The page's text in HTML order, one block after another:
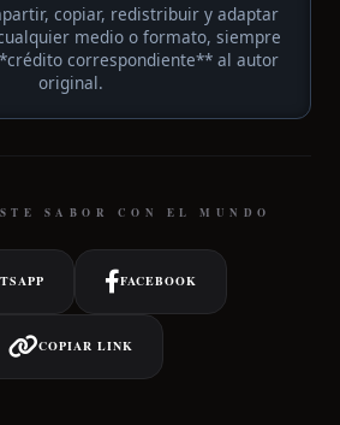
copiar, redistribuir y adaptar
medio o formato, siempre
correspondiente** al autor
original.
SABOR CON EL MUNDO
FACEBOOK
COPIAR LINK